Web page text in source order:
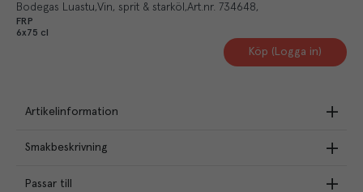
Bodegas Luastu Vin, sprit & starköl Art.nr. 734648
FRP
6x75 cl
Köp (Logga in)
Artikelinformation
Smakbeskrivning
Passar till